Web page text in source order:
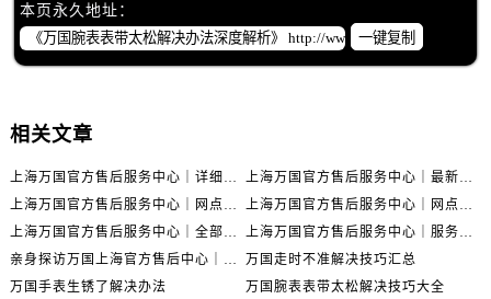
本页永久地址：
一键复制
相关文章
上海万国官方售后服务中心｜详细地址与售后电话权威信息公示（2026年6月最新）
上海万国官方售后服务中心｜最新电话及地址权威信息公示（2026年6月最新）
上海万国官方售后服务中心｜网点地址及热线权威信息公示（2026年6月最新）
上海万国官方售后服务中心｜网点地址与服务热线权威信息公示（2026年6月最新）
上海万国官方售后服务中心｜全部网点地址电话权威信息公示（2026年6月最新）
上海万国官方售后服务中心｜服务热线及办公地址权威信息公示（2026年6月最新）
亲身探访万国上海官方售后中心｜地址报修全流程真实经历（2026年6月最新）
万国走时不准解决技巧汇总
万国手表生锈了解决办法
万国腕表表带太松解决技巧大全